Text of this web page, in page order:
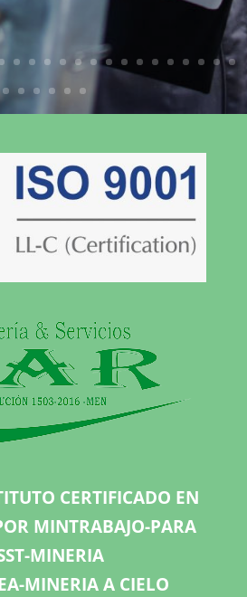
CERTIFICADO EN
MINTRABAJO-PARA
MINERIA
MINERIA A CIELO